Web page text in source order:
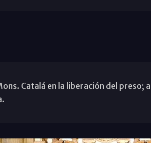
Catalá en la liberación del preso;